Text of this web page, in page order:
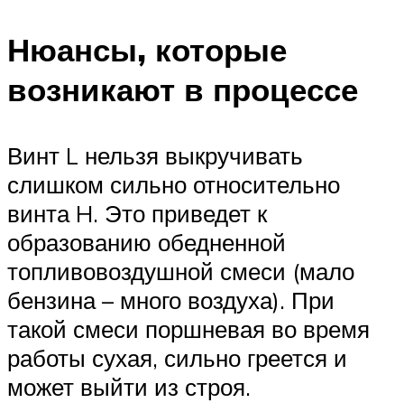
Нюансы, которые
возникают в процессе
Винт L нельзя выкручивать
слишком сильно относительно
винта H. Это приведет к
образованию обедненной
топливовоздушной смеси (мало
бензина – много воздуха). При
такой смеси поршневая во время
работы сухая, сильно греется и
может выйти из строя.